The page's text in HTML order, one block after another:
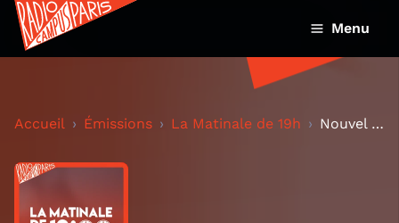
Menu
Accueil Émissions La Matinale de 19h Nouvel accord franco-britannique sur l'immigration...